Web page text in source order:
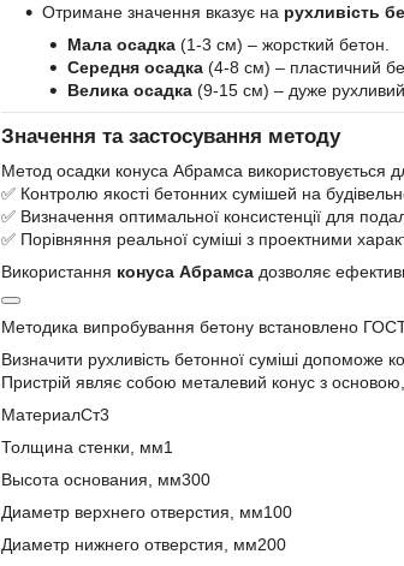
Отримане значення вказує на рухливість
Мала осадка (1-3 см) – жорсткий бетон.
Середня осадка (4-8 см) – пластичний
Велика осадка (9-15 см) – дуже рухливий
Значення та застосування методу
Метод осадки конуса Абрамса використовується
✅ Контролю якості бетонних сумішей на
✅ Визначення оптимальної консистенції для
✅ Порівняння реальної суміші з проектними
Використання конуса Абрамса дозволяє
Методика випробування бетону встановлено
Визначити рухливість бетонної суміші допоможе
Пристрій являє собою металевий конус з
МатериалСт3
Толщина стенки, мм1
Высота основания, мм300
Диаметр верхнего отверстия, мм100
Диаметр нижнего отверстия, мм200